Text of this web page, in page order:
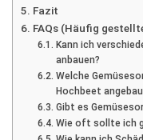
Fazit
FAQs (Häufig
Kann ich
anbauen?
Welche
Hochbeet
Gibt es
Wie oft sollte ich